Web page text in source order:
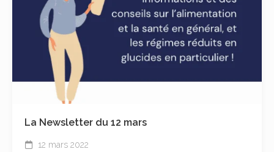
La Newsletter du 12 mars
12 mars 2022